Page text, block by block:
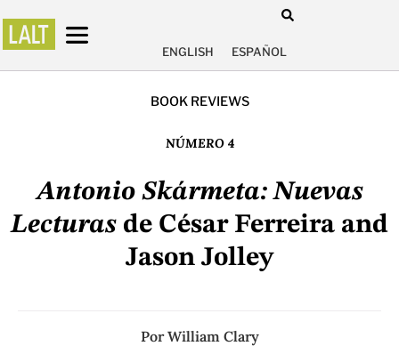
ENGLISH ESPAÑOL
BOOK REVIEWS
NÚMERO 4
Antonio Skármeta: Nuevas
Lecturas de César Ferreira and
Jason Jolley
PorWilliam Clary